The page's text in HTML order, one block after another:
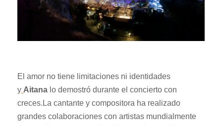
El amor no tiene limitaciones ni identidades
y Aitana lo demostró durante el concierto con
creces.La cantante y compositora ha realizado
grandes colaboraciones con artistas mundialmente